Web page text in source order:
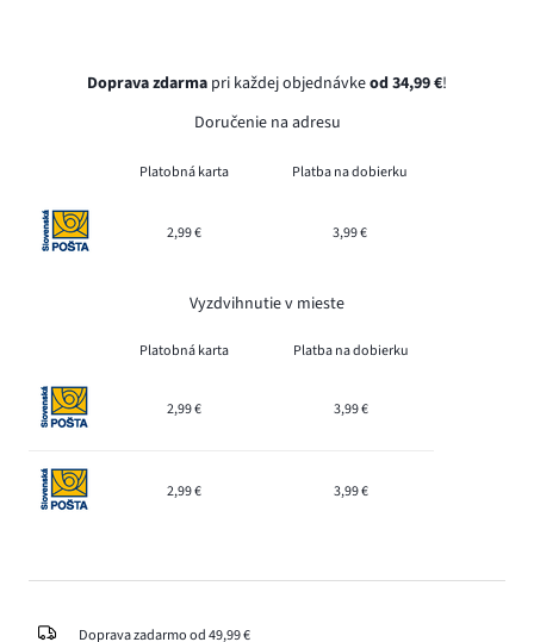
Doprava zdarma pri každej objednávkeod 34,99 €!
Doručenie na adresu
Platobná karta Platba na dobierku
2,99 € 3,99 €
Vyzdvihnutie v mieste
Platobná karta Platba na dobierku
2,99 € 3,99 €
2,99 € 3,99 €
Doprava zadarmo od 49,99 €